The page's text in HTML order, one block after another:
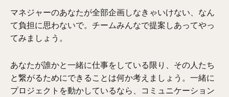
マネジャーのあなたが全部企画しなきゃいけない、なん
て負担に思わないで。チームみんなで提案しあってやっ
てみましょう。
あなたが誰かと一緒に仕事をしている限り、その人たち
と繋がるためにできることは何か考えましょう。一緒に
プロジェクトを動かしているなら、コミュニケーション